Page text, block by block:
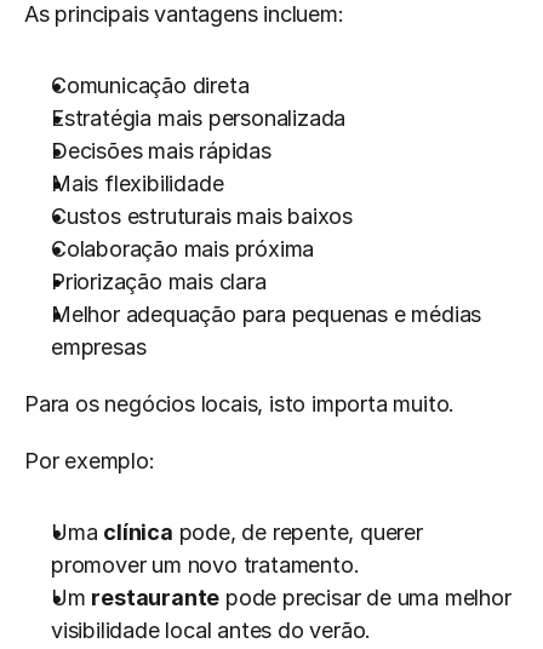
As principais vantagens incluem:
Comunicação direta
Estratégia mais personalizada
Decisões mais rápidas
Mais flexibilidade
Custos estruturais mais baixos
Colaboração mais próxima
Priorização mais clara
Melhor adequação para pequenas e médias
empresas
Para os negócios locais, isto importa muito.
Por exemplo:
Uma clínica pode, de repente, querer
promover um novo tratamento.
Um restaurante pode precisar de uma melhor
visibilidade local antes do verão.